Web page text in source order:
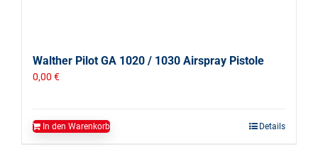
Walther Pilot GA 1020 / 1030 Airspray Pistole
0,00 €
In den Warenkorb Details